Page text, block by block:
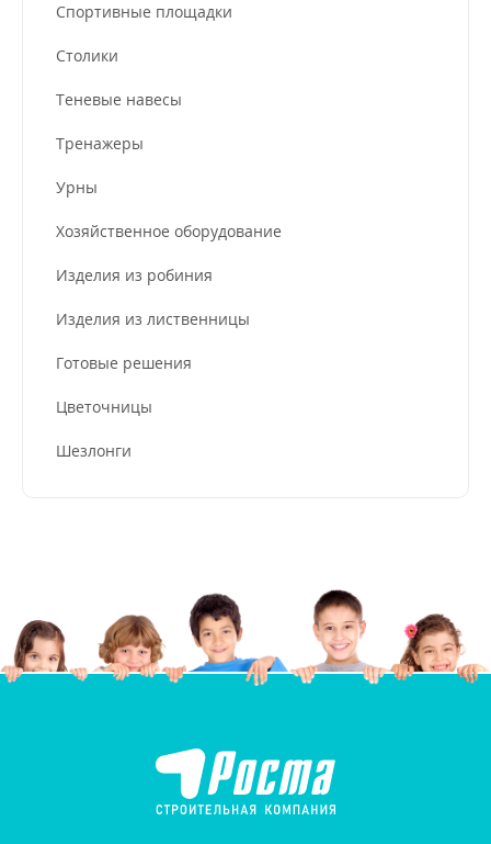
Спортивные площадки
Столики
Теневые навесы
Тренажеры
Урны
Хозяйственное оборудование
Изделия из робиния
Изделия из лиственницы
Готовые решения
Цветочницы
Шезлонги